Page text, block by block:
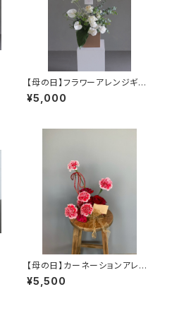
【母の日】フラワーアレンジギフ
トL
¥5,000
【母の日】カーネーションアレン
ジギフト
¥5,500